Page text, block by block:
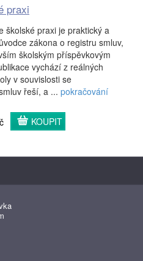
praxi
školské praxi je praktický a
zákona o registru smluv,
školským příspěvkovým
vychází z reálných
v souvislosti se
řeší, a ... pokračování
KOUPIT